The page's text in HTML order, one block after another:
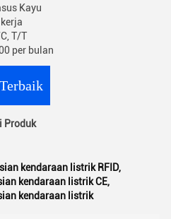
Kayu
T/T
per bulan
Produk
kendaraan listrik RFID,
kendaraan listrik CE,
kendaraan listrik